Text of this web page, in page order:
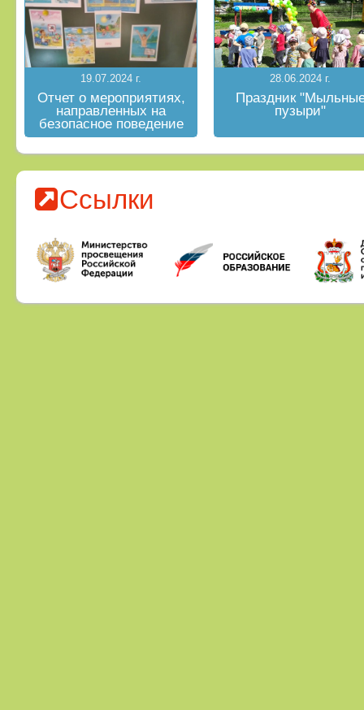
19.07.2024 г.
Отчет о мероприятиях,
направленных на
безопасное поведение
на водных объектах в
летний период
28.06.2024 г.
Праздник
пузыри"
Ссылки